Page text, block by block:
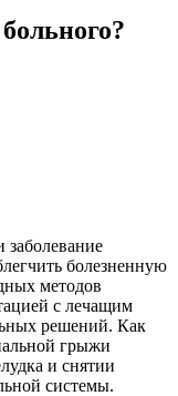
заболевание
болезненную
методов
с лечащим
решений. Как
грыжи
и снятии
системы.